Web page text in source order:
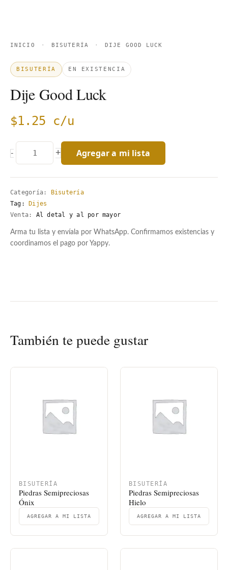
INICIO · BISUTERÍA · DIJE GOOD LUCK
BISUTERÍA EN EXISTENCIA
Dije Good Luck
$1.25 c/u
- + Agregar a mi lista
Categoría: Bisutería
Tag:Dijes
Venta:
Al detal y al por mayor
Arma tu lista y envíala por WhatsApp. Confirmamos existencias y
coordinamos el pago por Yappy.
También te puede gustar
BISUTERÍA
Piedras Semipreciosas
Ónix
AGREGAR A MI LISTA
BISUTERÍA
Piedras Semipreciosas
Hielo
AGREGAR A MI LISTA